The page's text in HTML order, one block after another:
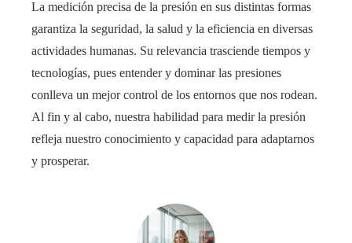
La medición precisa de la presión en sus distintas formas
garantiza la seguridad, la salud y la eficiencia en diversas
actividades humanas. Su relevancia trasciende tiempos y
tecnologías, pues entender y dominar las presiones
conlleva un mejor control de los entornos que nos rodean.
Al fin y al cabo, nuestra habilidad para medir la presión
refleja nuestro conocimiento y capacidad para adaptarnos
y prosperar.